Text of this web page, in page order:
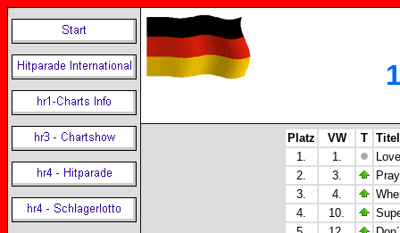
Platz VW T
1.
1.
2.
3.
3.
4.
4.
10.